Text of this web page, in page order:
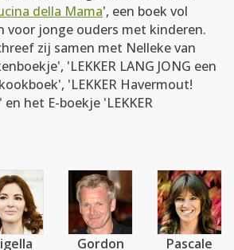
della Mama', een boek vol
voor jonge ouders met kinderen.
zij samen met Nelleke van
'LEKKER LANG JONG een
'LEKKER Havermout!
het E-boekje 'LEKKER
Gordon Pascale